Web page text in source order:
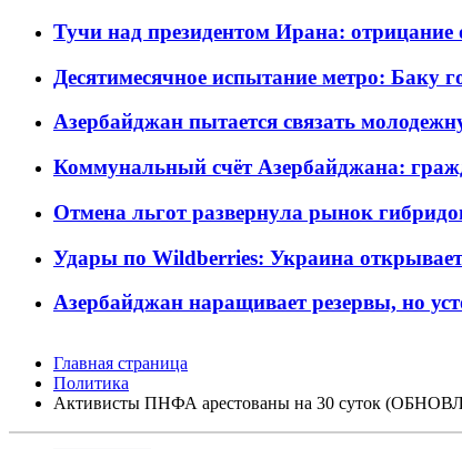
Тучи над президентом Ирана: отрицание
Десятимесячное испытание метро: Баку
Азербайджан пытается связать
Коммунальный счёт Азербайджана:
Отмена льгот развернула рынок
Удары по Wildberries: Украина
Азербайджан наращивает резервы, но
Главная страница
Политика
Активисты ПНФА арестованы на 30 суток